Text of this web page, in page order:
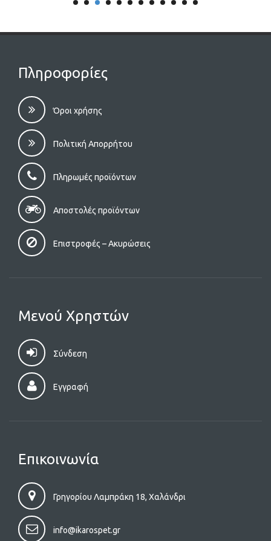
Πληροφορίες
Όροι χρήσης
Πολιτική Απορρήτου
Πληρωμές προϊόντων
Αποστολές προϊόντων
Επιστροφές – Aκυρώσεις
Μενού Χρηστών
Σύνδεση
Εγγραφή
Επικοινωνία
Γρηγορίου Λαμπράκη 18, Χαλάνδρι
info@ikarospet.gr